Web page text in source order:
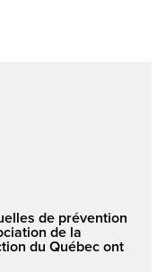
de prévention
de la
du Québec ont